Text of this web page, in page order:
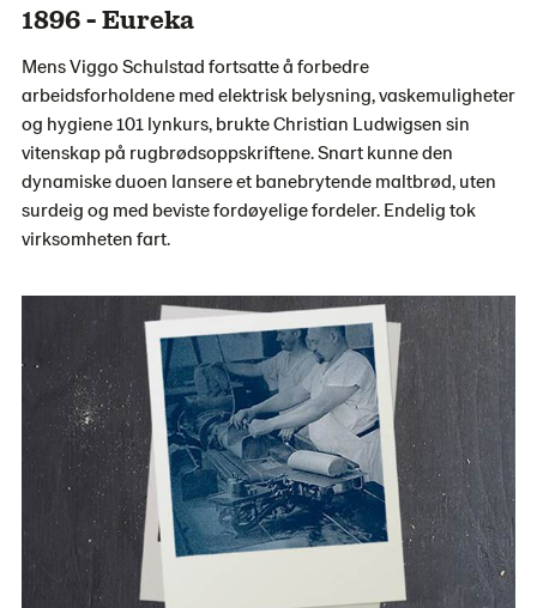
1896 - Eureka
Mens Viggo Schulstad fortsatte å forbedre
arbeidsforholdene med elektrisk belysning, vaskemuligheter
og hygiene 101 lynkurs, brukte Christian Ludwigsen sin
vitenskap på rugbrødsoppskriftene. Snart kunne den
dynamiske duoen lansere et banebrytende maltbrød, uten
surdeig og med beviste fordøyelige fordeler. Endelig tok
virksomheten fart.